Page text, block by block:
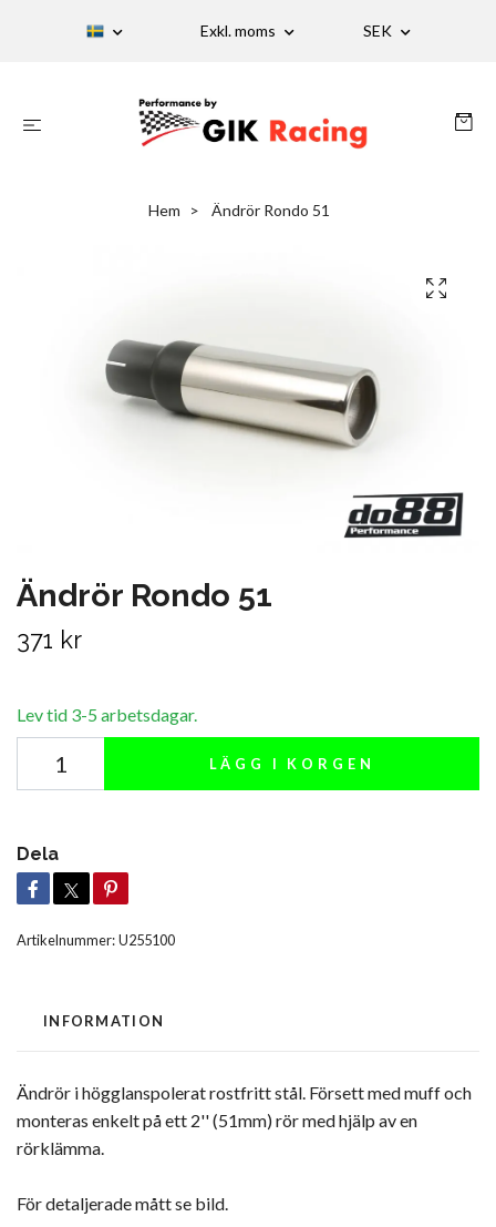
Exkl. moms SEK
Hem Ändrör Rondo 51
Ändrör Rondo 51
371 kr
Lev tid 3-5 arbetsdagar.
LÄGG I KORGEN
Dela
Artikelnummer:U255100
INFORMATION
Ändrör i högglanspolerat rostfritt stål. Försett med muff och
monteras enkelt på ett 2'' (51mm) rör med hjälp av en
rörklämma.
För detaljerade mått se bild.